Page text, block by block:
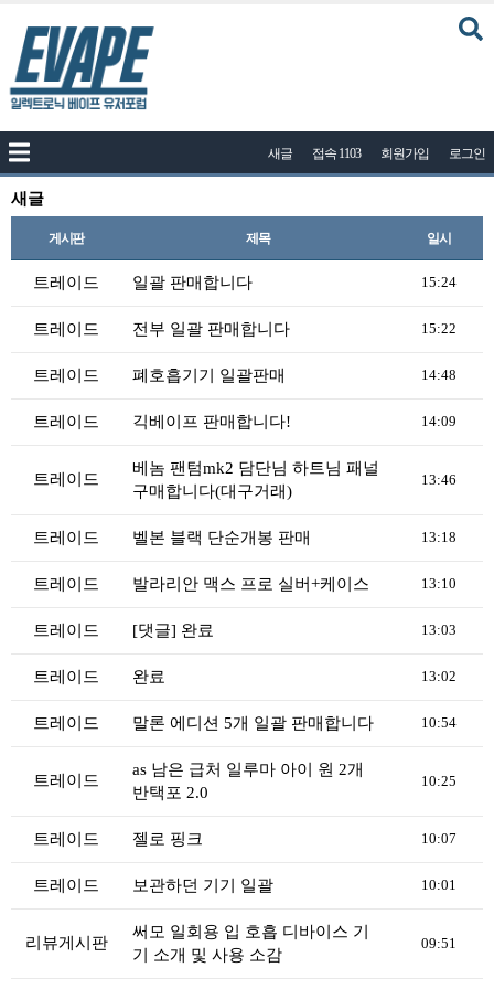
공지사항
나눔이벤트
자유게시판
질문답변
액상
레시피
팁앤가이드
업체게시판
모더게시판
트레이드
판매
거래후기
새글 접속 1103 회원가입 로그인
새글
게시판 제목 일시
트레이드 일괄 판매합니다 15:24
트레이드 전부 일괄 판매합니다 15:22
트레이드 폐호흡기기 일괄판매 14:48
트레이드 긱베이프 판매합니다! 14:09
트레이드
베놈 팬텀mk2 담단님 하트님 패널
구매합니다(대구거래)
13:46
트레이드 벨본 블랙 단순개봉 판매 13:18
트레이드 발라리안 맥스 프로 실버+케이스 13:10
트레이드 [댓글] 완료 13:03
트레이드 완료 13:02
트레이드 말론 에디션 5개 일괄 판매합니다 10:54
트레이드
as 남은 급처 일루마 아이 원 2개
반택포 2.0
10:25
트레이드 젤로 핑크 10:07
트레이드 보관하던 기기 일괄 10:01
리뷰게시판
써모 일회용 입 호흡 디바이스 기
기 소개 및 사용 소감
09:51